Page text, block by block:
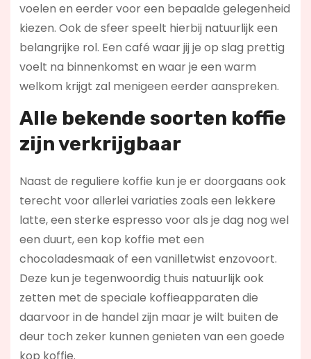
voelen en eerder voor een bepaalde gelegenheid
kiezen. Ook de sfeer speelt hierbij natuurlijk een
belangrijke rol. Een café waar jij je op slag prettig
voelt na binnenkomst en waar je een warm
welkom krijgt zal menigeen eerder aanspreken.
Alle bekende soorten koffie
zijn verkrijgbaar
Naast de reguliere koffie kun je er doorgaans ook
terecht voor allerlei variaties zoals een lekkere
latte, een sterke espresso voor als je dag nog wel
een duurt, een kop koffie met een
chocoladesmaak of een vanilletwist enzovoort.
Deze kun je tegenwoordig thuis natuurlijk ook
zetten met de speciale koffieapparaten die
daarvoor in de handel zijn maar je wilt buiten de
deur toch zeker kunnen genieten van een goede